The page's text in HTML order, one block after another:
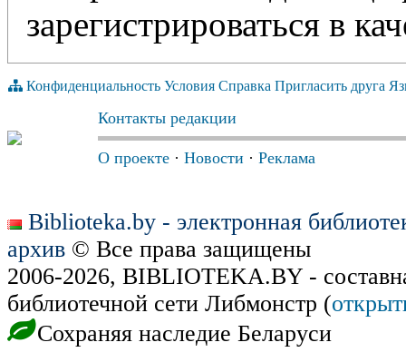
зарегистрироваться в
Конфиденциальность Условия Справка Пригласить друга
Контакты редакции
О проекте · Новости · Реклама
Biblioteka.by - электронная
архив © Все права защищены
2006-2026, BIBLIOTEKA.BY -
библиотечной сети Либмонстр (
Сохраняя наследие Беларуси